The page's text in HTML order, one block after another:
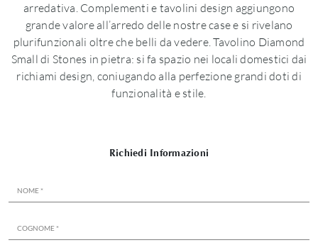
arredativa. Complementi e tavolini design aggiungono
grande valore all’arredo delle nostre case e si rivelano
plurifunzionali oltre che belli da vedere. Tavolino Diamond
Small di Stones in pietra: si fa spazio nei locali domestici dai
richiami design, coniugando alla perfezione grandi doti di
funzionalità e stile.
Richiedi Informazioni